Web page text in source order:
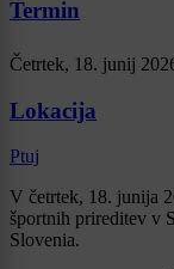
Termin
Četrtek, 18. junij
Lokacija
Ptuj
V četrtek, 18. junija
športnih prireditev v
Slovenia.